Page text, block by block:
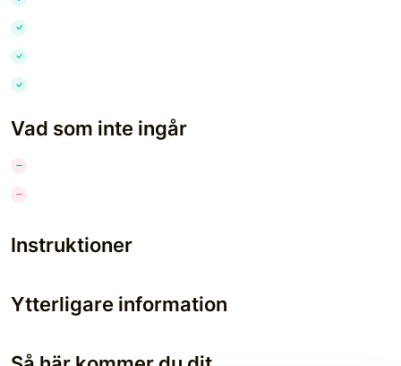
Vad som inte ingår
Instruktioner
Ytterligare information